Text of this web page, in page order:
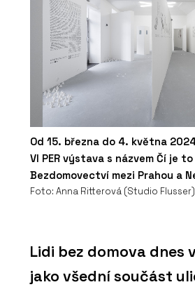
Od 15. března do 4. května
VI PER výstava s názvem Čí je
Bezdomovectví mezi Prahou a
Foto: Anna Ritterová (Studio Flusser)
Lidi bez domova dnes
jako všední součást